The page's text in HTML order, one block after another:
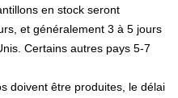
en stock seront
et généralement 3 à 5 jours
Certains autres pays 5-7
doivent être produites, le délai